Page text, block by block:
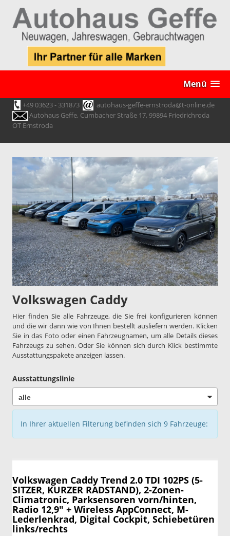
Menü
+49 03623 - 331873
autohaus-geffe-ernstroda@t-online.de
Autohaus Geffe, Cumbacher Straße 17, 99894 Friedrichroda
OT Ernstroda
Volkswagen Caddy
Hier finden Sie alle Fahrzeuge, die Sie frei konfigurieren können
und die wir dann wie von Ihnen bestellt ausliefern werden. Klicken
Sie in das Foto oder einen Fahrzeugnamen, um alle Details dieses
Fahrzeugs zu sehen. Oder Sie können sich durch Klick bestimmte
Ausstattungspakete anzeigen lassen.
Ausstattungslinie
In Ihrer aktuellen Filterung befinden sich 9 Fahrzeuge:
Volkswagen Caddy Trend 2.0 TDI 102PS (5-
SITZER, KURZER RADSTAND), 2-Zonen-
Climatronic, Parksensoren vorn/hinten,
Radio 12,9" + Wireless AppConnect, M-
Lederlenkrad, Digital Cockpit, Schiebetüren
links/rechts